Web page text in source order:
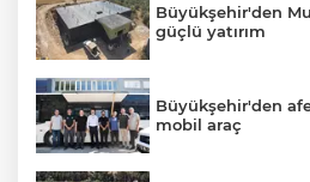
Büyükşehir'den
güçlü yatırım
Büyükşehir'den
mobil araç